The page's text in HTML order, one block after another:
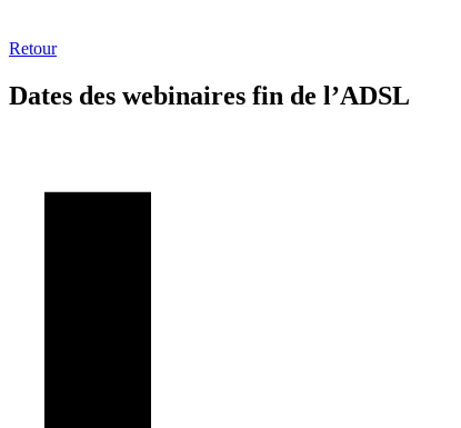
Retour
Dates des webinaires fin de l’ADSL